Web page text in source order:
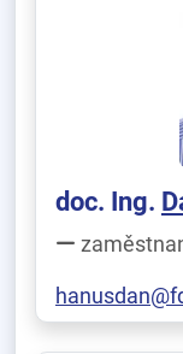
doc. Ing.